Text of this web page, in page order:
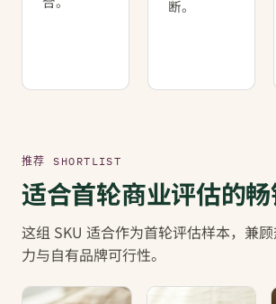
断。
推荐 SHORTLIST
适合首轮商业评估的
这组 SKU 适合作为首轮评估样本，兼
力与自有品牌可行性。